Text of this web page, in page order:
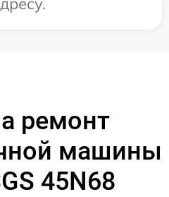
ремонт
машины
45N68